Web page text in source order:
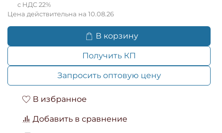
с НДС 22%
Цена действительна на 10.08.26
В корзину
Получить КП
Запросить оптовую цену
В избранное
Добавить в сравнение